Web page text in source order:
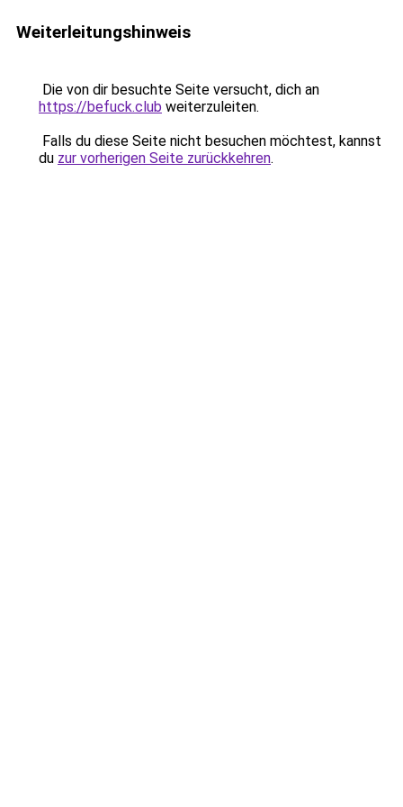
Weiterleitungshinweis
Die von dir besuchte Seite versucht, dich an
https://befuck.club weiterzuleiten.
Falls du diese Seite nicht besuchen möchtest, kannst
du zur vorherigen Seite zurückkehren.